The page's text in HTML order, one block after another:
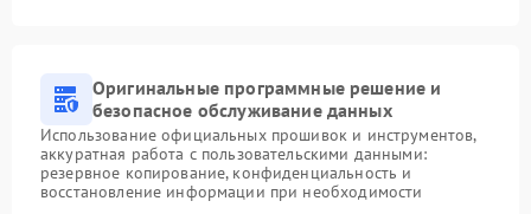
Оригинальные программные решение и
безопасное обслуживание данных
Использование официальных прошивок и инструментов,
аккуратная работа с пользовательскими данными:
резервное копирование, конфиденциальность и
восстановление информации при необходимости